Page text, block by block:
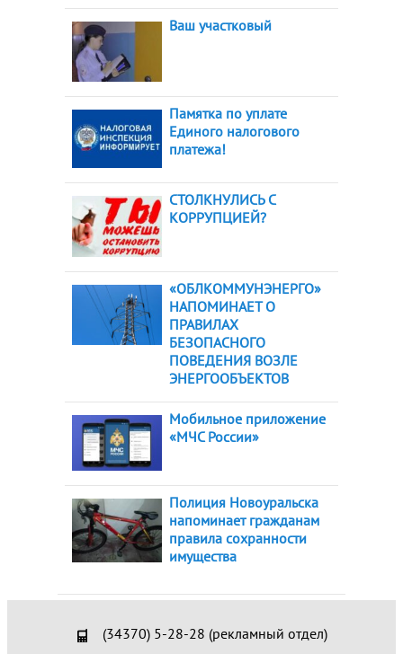
Ваш участковый
Памятка по уплате
Единого налогового
платежа!
СТОЛКНУЛИСЬ С
КОРРУПЦИЕЙ?
«ОБЛКОММУНЭНЕРГО»
НАПОМИНАЕТ О
ПРАВИЛАХ
БЕЗОПАСНОГО
ПОВЕДЕНИЯ ВОЗЛЕ
ЭНЕРГООБЪЕКТОВ
Мобильное приложение
«МЧС России»
Полиция Новоуральска
напоминает гражданам
правила сохранности
имущества
(34370) 5-28-28 (рекламный отдел)